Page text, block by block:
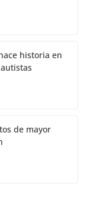
historia en
de mayor